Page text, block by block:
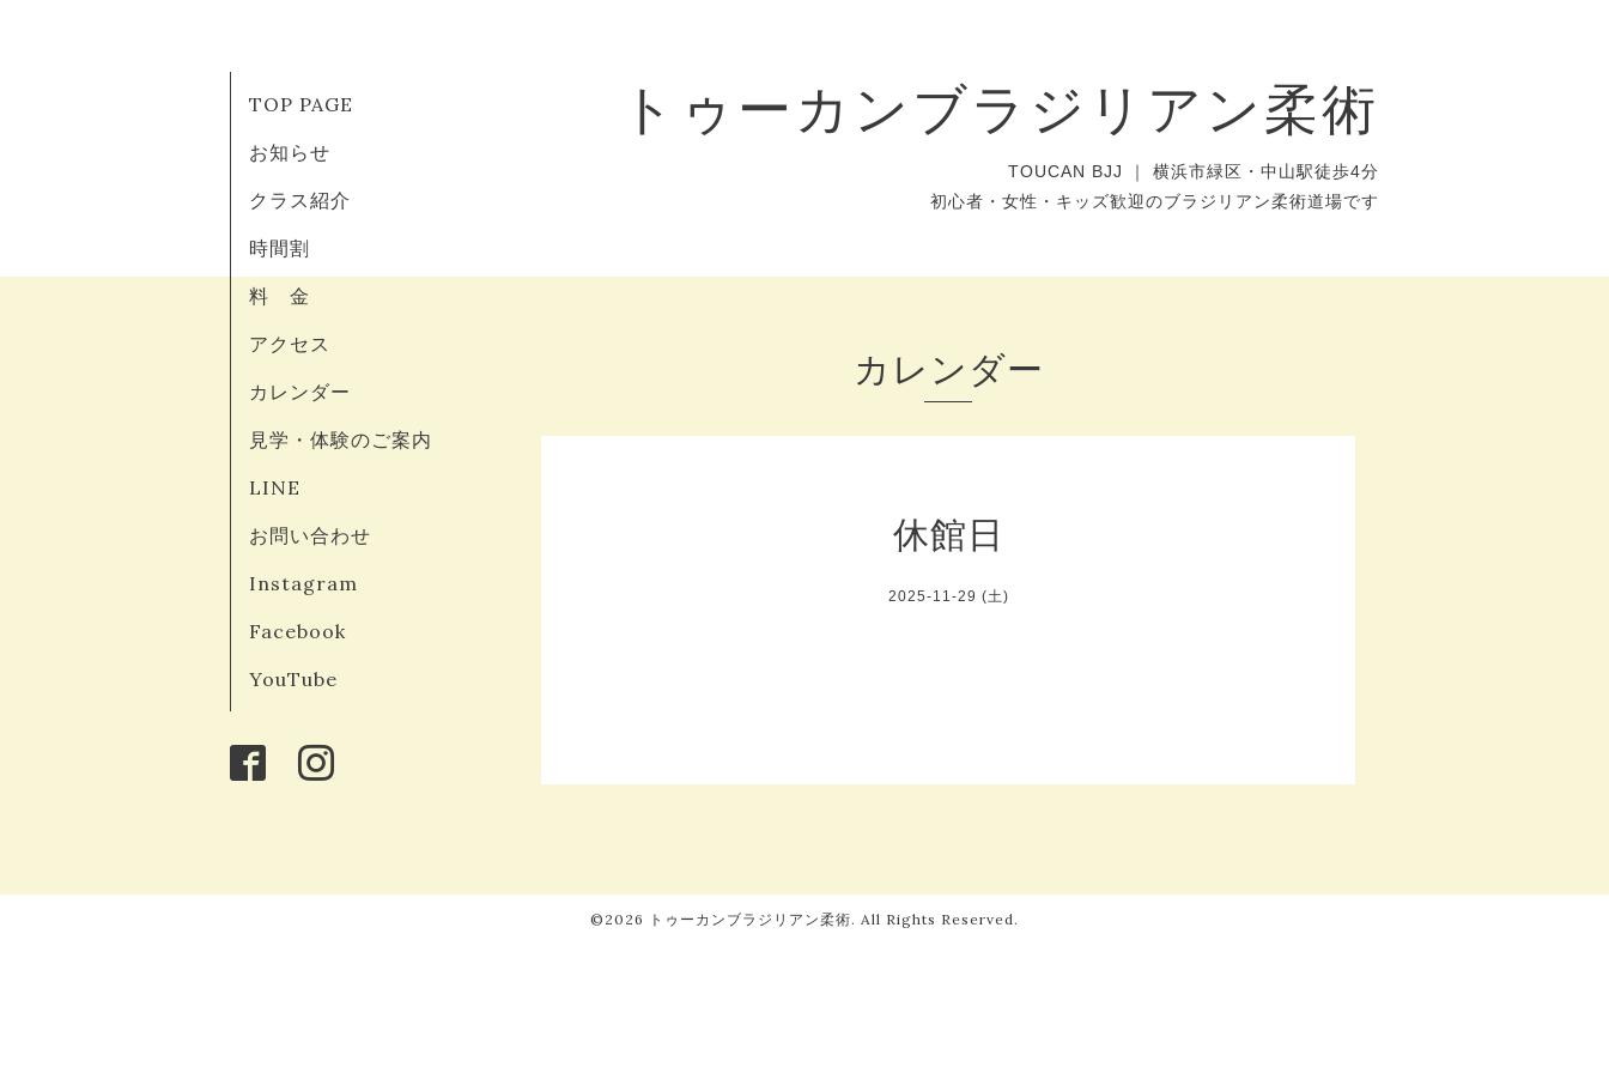
トゥーカンブラジリアン柔術
TOUCAN BJJ ｜ 横浜市緑区・中山駅徒歩4分
初心者・女性・キッズ歓迎のブラジリアン柔術道場です
TOP PAGE
お知らせ
クラス紹介
時間割
料 金
アクセス
カレンダー
見学・体験のご案内
LINE
お問い合わせ
Instagram
Facebook
YouTube
カレンダー
休館日
2025-11-29 (土)
©2026 トゥーカンブラジリアン柔術. All Rights Reserved.